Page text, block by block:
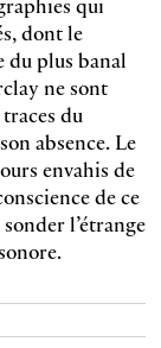
dont le
plus banal
ne sont
du
absence. Le
envahis de
de ce
l’étrange